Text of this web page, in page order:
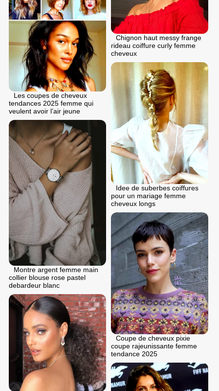
Chignon haut messy frange
rideau coiffure curly femme
cheveux
Les coupes de cheveux
tendances 2025 femme qui
veulent avoir l’air jeune
Idee de suberbes coiffures
pour un mariage femme
cheveux longs
Montre argent femme main
collier blouse rose pastel
debardeur blanc
Coupe de cheveux pixie
coupe rajeunissante femme
tendance 2025